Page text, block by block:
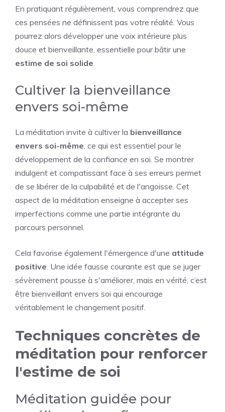
En pratiquant régulièrement, vous comprendrez que
ces pensées ne définissent pas votre réalité. Vous
pourrez alors développer une voix intérieure plus
douce et bienveillante, essentielle pour bâtir une
estime de soi solide.
Cultiver la bienveillance
envers soi-même
La méditation invite à cultiver la bienveillance
envers soi-même, ce qui est essentiel pour le
développement de la confiance en soi. Se montrer
indulgent et compatissant face à ses erreurs permet
de se libérer de la culpabilité et de l'angoisse. Cet
aspect de la méditation enseigne à accepter ses
imperfections comme une partie intégrante du
parcours personnel.
Cela favorise également l'émergence d'une attitude
positive. Une idée fausse courante est que se juger
sévèrement pousse à s'améliorer, mais en vérité, c’est
être bienveillant envers soi qui encourage
véritablement le changement positif.
Techniques concrètes de
méditation pour renforcer
l'estime de soi
Méditation guidée pour